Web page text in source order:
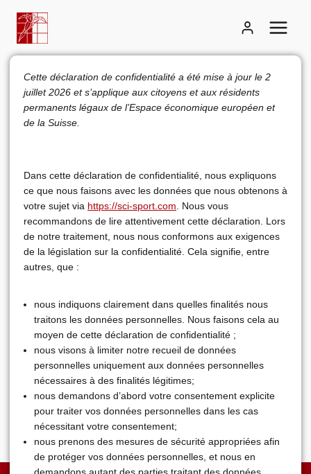
Aller
contenu
Cette déclaration de confidentialité a été mise à jour le 2
juillet 2026 et s’applique aux citoyens et aux résidents
permanents légaux de l’Espace économique européen et
de la Suisse.
Dans cette déclaration de confidentialité, nous expliquons
ce que nous faisons avec les données que nous obtenons à
votre sujet via https://sci-sport.com . Nous vous
recommandons de lire attentivement cette déclaration. Lors
de notre traitement, nous nous conformons aux exigences
de la législation sur la confidentialité. Cela signifie, entre
autres, que :
nous indiquons clairement dans quelles finalités nous
traitons les données personnelles. Nous faisons cela au
moyen de cette déclaration de confidentialité ;
nous visons à limiter notre recueil de données
personnelles uniquement aux données personnelles
nécessaires à des finalités légitimes;
nous demandons d’abord votre consentement explicite
pour traiter vos données personnelles dans les cas
nécessitant votre consentement;
nous prenons des mesures de sécurité appropriées afin
de protéger vos données personnelles, et nous en